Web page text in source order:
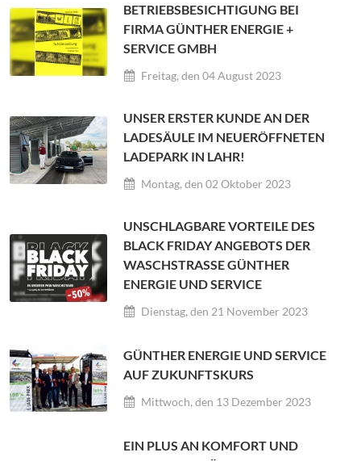
BETRIEBSBESICHTIGUNG BEI
FIRMA GÜNTHER ENERGIE +
SERVICE GMBH
Freitag, den 04 August 2023
UNSER ERSTER KUNDE AN DER
LADESÄULE IM NEUERÖFFNETEN
LADEPARK IN LAHR!
Montag, den 02 Oktober 2023
UNSCHLAGBARE VORTEILE DES
BLACK FRIDAY ANGEBOTS DER
WASCHSTRASSE GÜNTHER E
NERGIE UND SERVICE
Dienstag, den 21 November 2023
GÜNTHER ENERGIE UND SERVICE
AUF ZUKUNFTSKURS
Mittwoch, den 13 Dezember 2023
EIN PLUS AN KOMFORT UND